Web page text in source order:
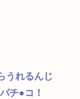
うれるんじ
パチ●コ！